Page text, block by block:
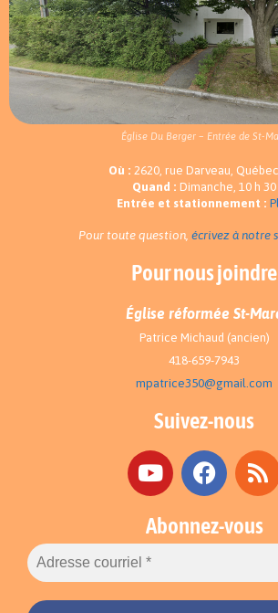
Église Du Berger – Entrée de St-
Où : 2620, rue Darveau,
Quand : Dimanche, 10 h 30
Entrée et stationnement :
Pour toute question, écrivez à notre
Pour nous joindre
Église réformée St-
Patrice Michaud (ancien)
418-659-7943
mpatrice350@gmail.com
Suivez-nous
Abonnez-vous